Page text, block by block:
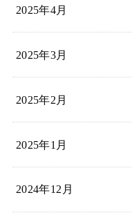
2025年4月
2025年3月
2025年2月
2025年1月
2024年12月